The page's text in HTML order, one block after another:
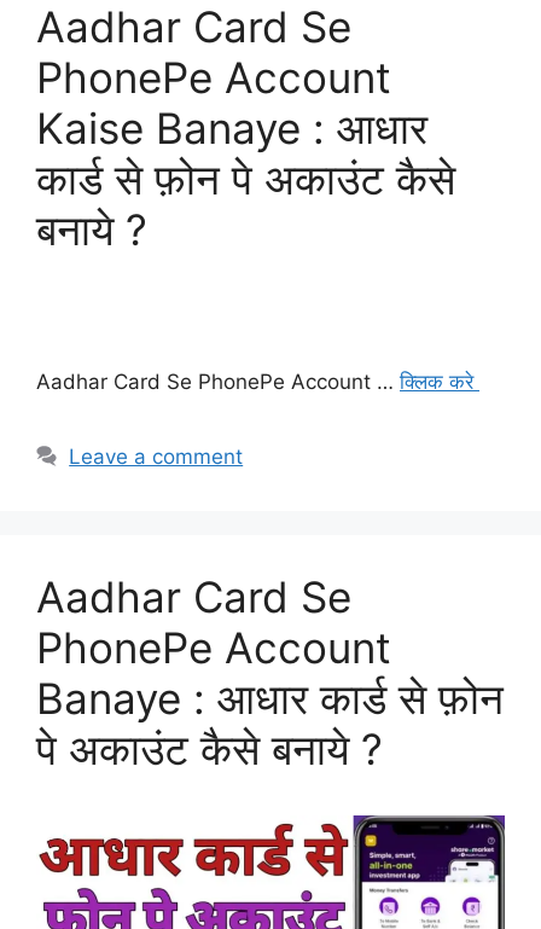
Aadhar Card Se
PhonePe Account
Kaise Banaye : आधार
कार्ड से फ़ोन पे अकाउंट कैसे
बनाये ?
Aadhar Card Se PhonePe Account …क्लिक करे
Leave a comment
Aadhar Card Se
PhonePe Account
Banaye : आधार कार्ड से फ़ोन
पे अकाउंट कैसे बनाये ?